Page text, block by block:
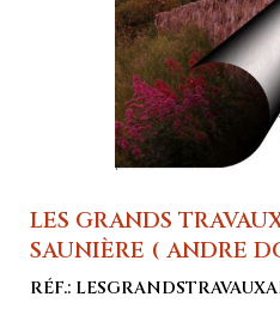
LES GRANDS
SAUNIÈRE ( ANDRE
RÉF.: